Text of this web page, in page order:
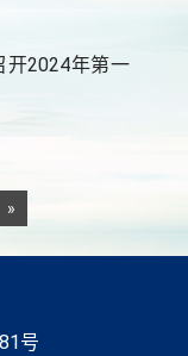
开2024年第一
»
号